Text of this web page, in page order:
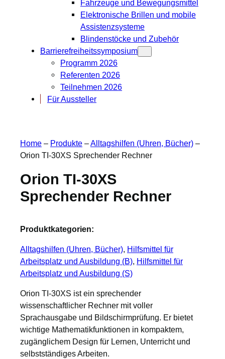
Fahrzeuge und Bewegungsmittel
Elektronische Brillen und mobile
Assistenzsysteme
Blindenstöcke und Zubehör
Barrierefreiheitssymposium
Programm 2026
Referenten 2026
Teilnehmen 2026
Für Aussteller
Home – Produkte –Alltagshilfen (Uhren, Bücher) –
Orion TI-30XS Sprechender Rechner
Orion TI-30XS
Sprechender Rechner
Produktkategorien:
Alltagshilfen (Uhren, Bücher), Hilfsmittel für
Arbeitsplatz und Ausbildung (B), Hilfsmittel für
Arbeitsplatz und Ausbildung (S)
Orion TI-30XS ist ein sprechender
wissenschaftlicher Rechner mit voller
Sprachausgabe und Bildschirmprüfung. Er bietet
wichtige Mathematikfunktionen in kompaktem,
zugänglichem Design für Lernen, Unterricht und
selbstständiges Arbeiten.